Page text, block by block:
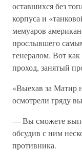
оставшихся без
корпуса и
мемуаров
прослывшего
генералом. Вот
проход, занятый
«Выехав за Матир
осмотрели гряду
— Вы сможете
обсудив с ним
противника.